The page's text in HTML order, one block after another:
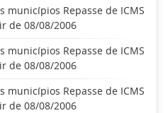
municípios Repasse de ICMS
de 08/08/2006
municípios Repasse de ICMS
de 08/08/2006
municípios Repasse de ICMS
de 08/08/2006